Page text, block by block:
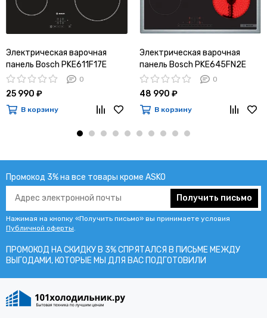
Электрическая варочная
панель Bosch PKE611F17E
0
25 990 ₽
В корзину
Электрическая варочная
панель Bosch PKE645FN2E
0
48 990 ₽
В корзину
Промокод 3% на все товары кроме ASKO
Получить письмо
Нажимая на кнопку «Получить письмо» вы принимаете условия
Публичной оферты.
ПРОМОКОД НА СКИДКУ В 3% СПРЯТАЛСЯ В ПИCЬМЕ МЕЖДУ
ВЫГОДАМИ, КОТОРЫЕ МЫ ДЛЯ ВАС ПОДГОТОВИЛИ